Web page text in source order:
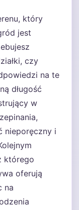
który
jest
czy
na te
długość
w
nieporęczny i
którego
oferują
na